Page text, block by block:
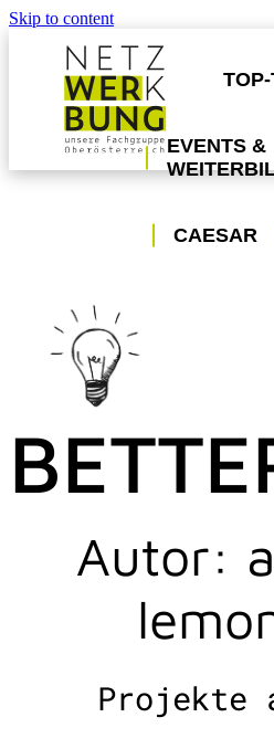
Skip to content
Netzwerk Werbung
Fachgruppe Werbung und
EVENTS &
CAESAR
Autor:
Projekte